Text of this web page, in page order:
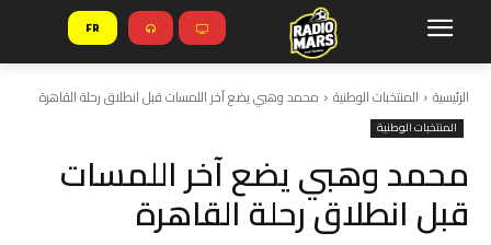
FR
الرئيسية المنتخبات الوطنية محمد وهبي يضع آخر اللمسات قبل انطلاق رحلة القاهرة
المنتخبات الوطنية
محمد وهبي يضع آخر اللمسات
قبل انطلاق رحلة القاهرة